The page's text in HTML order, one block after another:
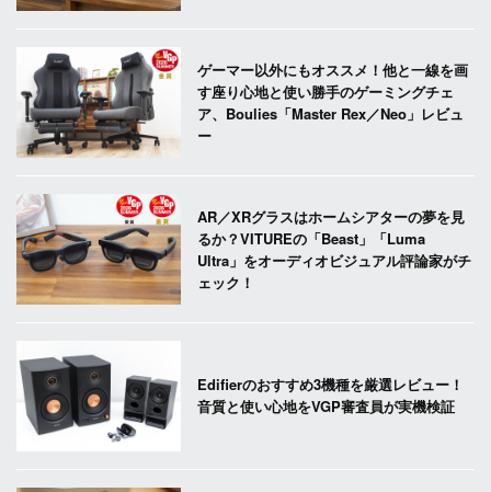
ゲーマー以外にもオススメ！他と一線を画
す座り心地と使い勝手のゲーミングチェ
ア、Boulies「Master Rex／Neo」レビュ
ー
AR／XRグラスはホームシアターの夢を見
るか？VITUREの「Beast」「Luma
Ultra」をオーディオビジュアル評論家がチ
ェック！
Edifierのおすすめ3機種を厳選レビュー！
音質と使い心地をVGP審査員が実機検証